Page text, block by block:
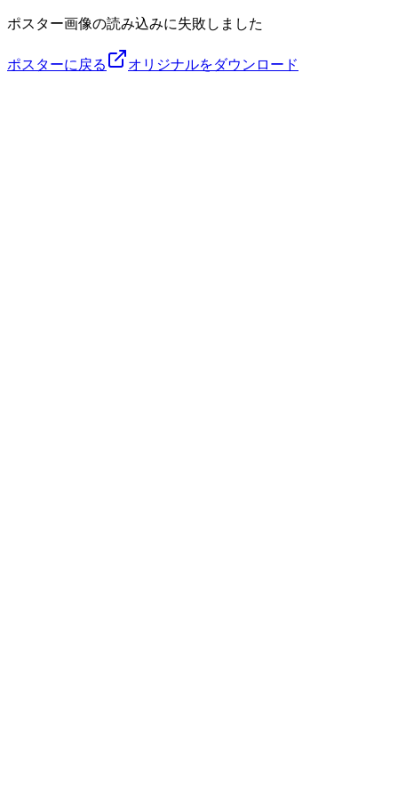
ポスター画像の読み込みに失敗しました
ポスターに戻る オリジナルをダウンロード